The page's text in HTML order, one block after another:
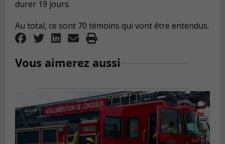
durer 19 jours.
Au total, ce sont 70 témoins qui vont être entendus.
Vous aimerez aussi